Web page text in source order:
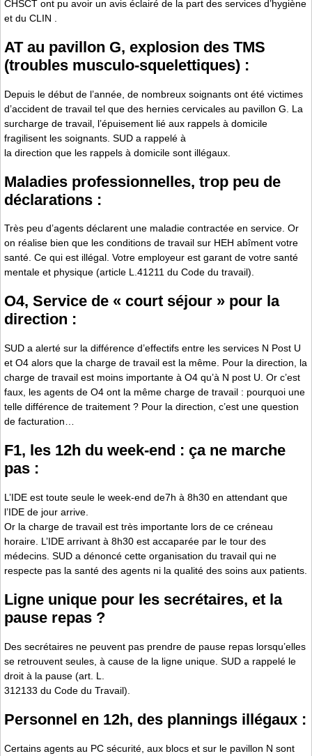
CHSCT ont pu avoir un avis éclairé de la part des services d’hygiène
et du CLIN .
AT au pavillon G, explosion des TMS
(troubles musculo-squelettiques) :
Depuis le début de l’année, de nombreux soignants ont été victimes
d’accident de travail tel que des hernies cervicales au pavillon G. La
surcharge de travail, l’épuisement lié aux rappels à domicile
fragilisent les soignants. SUD a rappelé à
la direction que les rappels à domicile sont illégaux.
Maladies professionnelles, trop peu de
déclarations :
Très peu d’agents déclarent une maladie contractée en service. Or
on réalise bien que les conditions de travail sur HEH abîment votre
santé. Ce qui est illégal. Votre employeur est garant de votre santé
mentale et physique (article L.4121­1 du Code du travail).
O4, Service de « court séjour » pour la
direction :
SUD a alerté sur la différence d’effectifs entre les services N Post U
et O4 alors que la charge de travail est la même. Pour la direction, la
charge de travail est moins importante à O4 qu’à N post U. Or c’est
faux, les agents de O4 ont la même charge de travail : pourquoi une
telle différence de traitement ? Pour la direction, c’est une question
de facturation…
F1, les 12h du week-end : ça ne marche
pas :
L’IDE est toute seule le week-end de7h à 8h30 en attendant que
l’IDE de jour arrive.
Or la charge de travail est très importante lors de ce créneau
horaire. L’IDE arrivant à 8h30 est accaparée par le tour des
médecins. SUD a dénoncé cette organisation du travail qui ne
respecte pas la santé des agents ni la qualité des soins aux patients.
Ligne unique pour les secrétaires, et la
pause repas ?
Des secrétaires ne peuvent pas prendre de pause repas lorsqu’elles
se retrouvent seules, à cause de la ligne unique. SUD a rappelé le
droit à la pause (art. L.
3121­33 du Code du Travail).
Personnel en 12h, des plannings illégaux :
Certains agents au PC sécurité, aux blocs et sur le pavillon N sont